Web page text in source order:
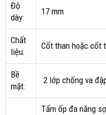
Độ
dày:
17 mm
Chất
liệu:
Cốt than hoặc cốt
Bề
mặt:
2 lớp chống va
Tấm ốp đa năng